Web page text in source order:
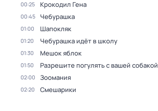
00:25 Крокодил Гена
00:45 Чебурашка
01:00 Шапокляк
01:20 Чебурашка идёт в школу
01:30 Мешок яблок
01:50 Разрешите погулять с вашей собакой
02:00 Зоомания
02:20 Смешарики